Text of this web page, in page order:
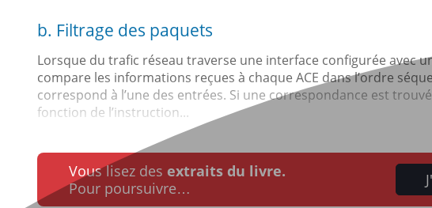
b. Filtrage des paquets
Lorsque du trafic réseau traverse une interface configurée avec
compare les informations reçues à chaque ACE dans l’ordre
correspond à l’une des entrées. Si une correspondance est
fonction de l’instruction...
Vous lisez des extraits du livre.
Pour poursuivre…